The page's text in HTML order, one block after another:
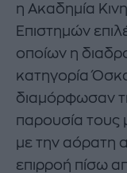
η Ακαδημία
Επιστημών
οποίων η
κατηγορία
διαμόρφωσαν
παρουσία τους
με την αόρατη
επιρροή πίσω